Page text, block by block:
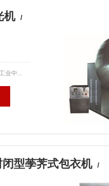
机 /
中...
型荸荠式包衣机 /